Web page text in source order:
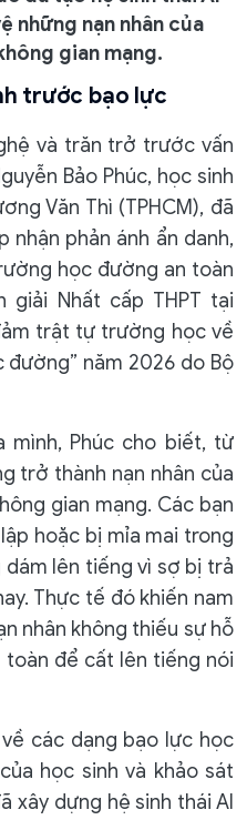
những nạn nhân của
gian mạng.
trước bạo lực
và trăn trở trước vấn
Bảo Phúc, học sinh
Văn Thì (TPHCM), đã
phản ánh ẩn danh,
học đường an toàn
giải Nhất cấp THPT tại
trật tự trường học về
năm 2026 do Bộ
mình, Phúc cho biết, từ
trở thành nạn nhân của
gian mạng. Các bạn
hoặc bị mỉa mai trong
lên tiếng vì sợ bị trả
Thực tế đó khiến nam
nhân không thiếu sự hỗ
để cất lên tiếng nói
các dạng bạo lực học
học sinh và khảo sát
xây dựng hệ sinh thái AI